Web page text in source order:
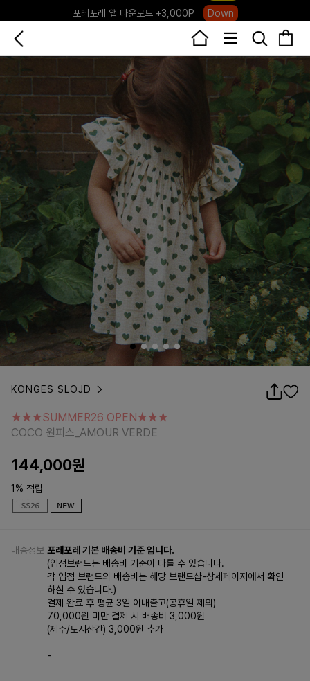
포레포레 앱 다운로드 +3,000P
Down
하우스오브캐러셀, 국내단독 프리오더(~8/10) Click
KONGES SLOJD
COCO 원피스_AMOUR VERDE
★★★SUMMER26 OPEN★★★
COCO 원피스_AMOUR VERDE
144,000원
1% 적립
배송정보 포레포레 기본 배송비 기준 입니다.
(입점브랜드는 배송비 기준이 다를 수 있습니다.
각 입점 브랜드의 배송비는 해당 브랜드샵-상세페이지에서 확인
하실 수 있습니다.)
결제 완료 후 평균 3일 이내출고(공휴일 제외)
70,000원 미만 결제 시 배송비 3,000원
(제주/도서산간) 3,000원 추가
-